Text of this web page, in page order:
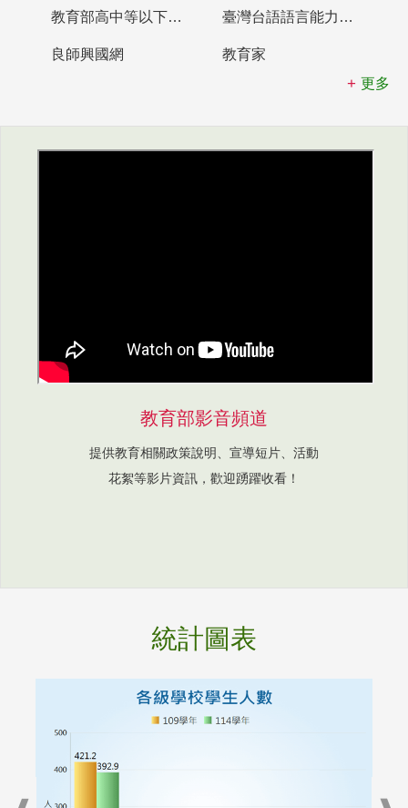
教育部高中等以下學校及幼兒園教師資格檢定考試 臺灣台語語言能力認證網站
良師興國網
教育家
更多
教育部影音頻道
提供教育相關政策說明、宣導短片、活動
花絮等影片資訊，歡迎踴躍收看！
統計圖表